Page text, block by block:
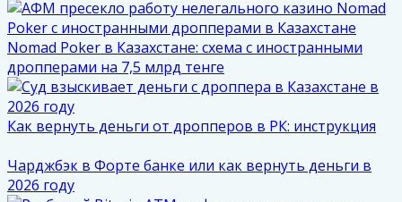
Nomad Poker в Казахстане: схема с иностранными
дропперами на 7,5 млрд тенге
Как вернуть деньги от дропперов в РК: инструкция
Чарджбэк в Форте банке или как вернуть деньги в
2026 году